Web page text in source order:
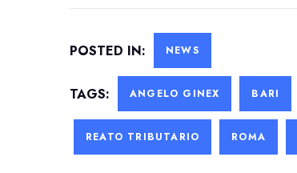
POSTED IN: NEWS
TAGS: ANGELO GINEX BARI
REATO TRIBUTARIO ROMA